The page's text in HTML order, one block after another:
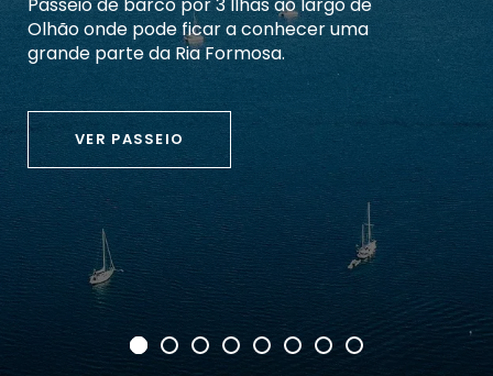
Observe connosco estes mamíferos
marinhos tão frequentes na Costa
Algarvia. Será um passeio inesquecível.
VER PASSEIO